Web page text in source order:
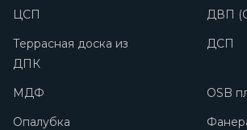
ЦСП
ДВП
Террасная доска из
ДПК
ДСП
МДФ
OSB
Опалубка